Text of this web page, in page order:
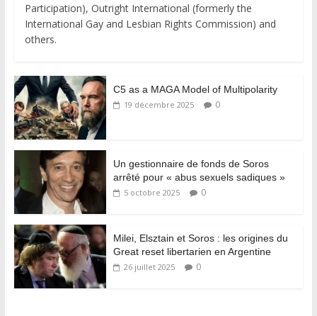
Participation), Outright International (formerly the
International Gay and Lesbian Rights Commission) and
others.
C5 as a MAGA Model of Multipolarity
19 décembre 2025 0
Un gestionnaire de fonds de Soros
arrêté pour « abus sexuels sadiques »
5 octobre 2025 0
Milei, Elsztain et Soros : les origines du
Great reset libertarien en Argentine
26 juillet 2025 0